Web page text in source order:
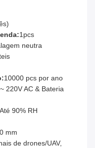
1pcs
neutra
10000 pcs por ano
220V AC & Bateria
Até 90% RH
mm
de drones/UAV,